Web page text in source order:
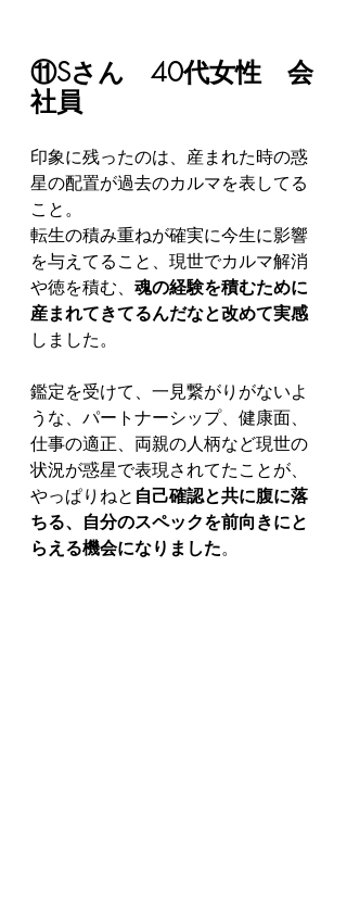
⑪Sさん　40代女性　会
社員
印象に残ったのは、産まれた時の惑
星の配置が過去のカルマを表してる
こと。
転生の積み重ねが確実に今生に影響
を与えてること、現世でカルマ解消
や徳を積む、 魂の経験を積むために
産まれてきてるんだなと改めて実感
しました。
鑑定を受けて、一見繋がりがないよ
うな、パートナーシップ、健康面、
仕事の適正、両親の人柄など現世の
状況が惑星で表現されてたことが、
やっぱりねと 自己確認と共に腹に落
ちる、自分のスペックを前向きにと
らえる機会になりました。